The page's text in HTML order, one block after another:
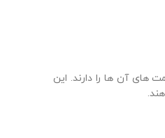
آن‌ ها را دارند. این